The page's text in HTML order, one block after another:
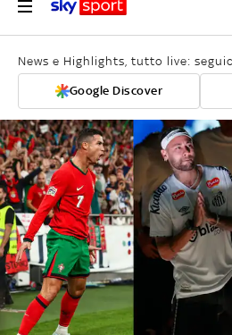
News e Highlights, tutto live:
Google Discover